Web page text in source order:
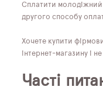
Сплатити молодіжний
другого способу
Хочете купити
інтернет-магазину і
Часті